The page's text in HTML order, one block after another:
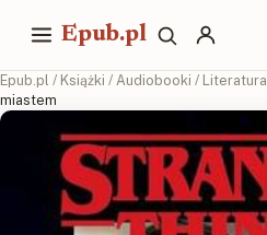
Epub.pl
Epub.pl / Książki / Audiobooki / Literatura
miastem